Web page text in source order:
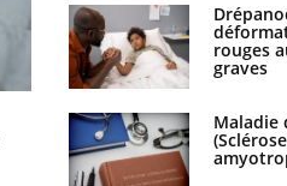
Grossesse à risque : ce
attire l'attention des
rouges
graves
Maladie